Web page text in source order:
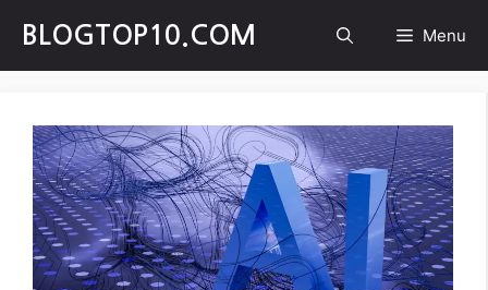
content
BLOGTOP10.COM Menu